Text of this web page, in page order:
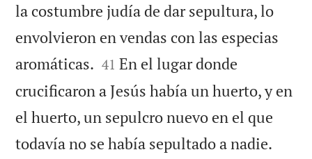
la costumbre judía de dar sepultura, lo
envolvieron en vendas con las especias
aromáticas. 

41 En el lugar donde
crucificaron a Jesús había un huerto, y en
el huerto, un sepulcro nuevo en el que
todavía no se había sepultado a nadie.